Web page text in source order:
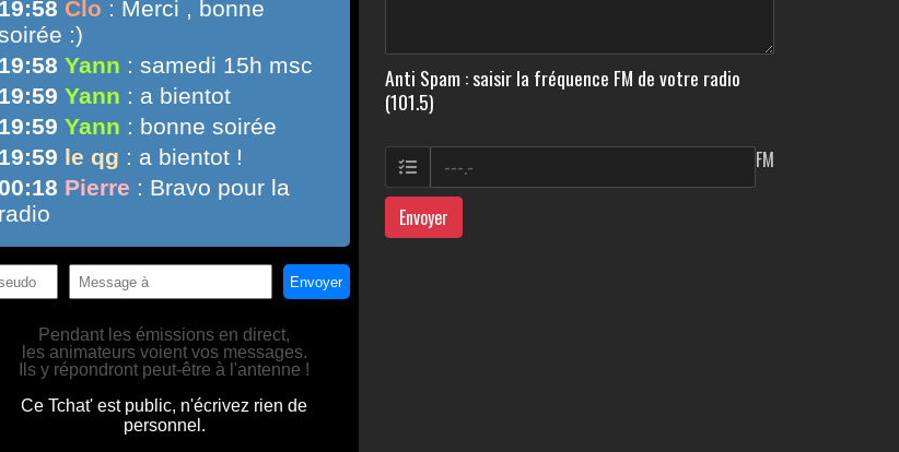
Anti Spam : saisir la fréquence FM de votre radio
(101.5)
FM
Envoyer